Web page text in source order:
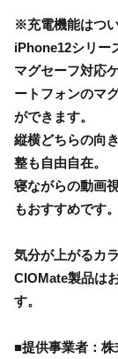
※充電機能はつ
iPhone12シリー
マグセーフ対応
ートフォンのマ
ができます。
縦横どちらの向
整も自由自在。
寝ながらの動画
もおすすめです。
気分が上がるカ
CIOMate製品は
す。
■提供事業者：株